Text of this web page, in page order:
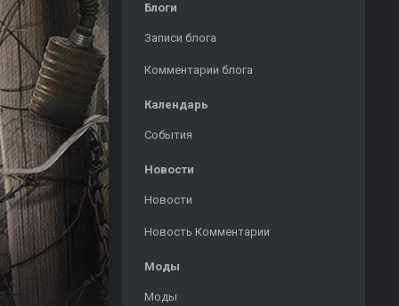
Блоги
Записи блога
Комментарии блога
Календарь
События
Новости
Новости
Новость Комментарии
Моды
Моды